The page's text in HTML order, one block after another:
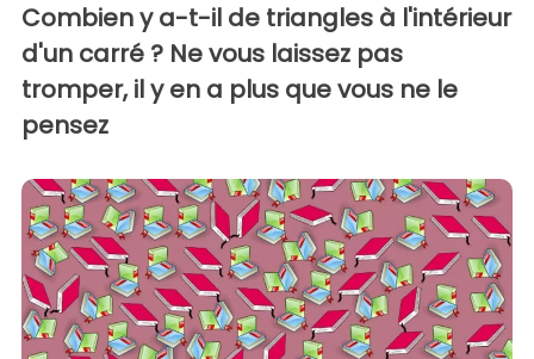
Combien y a-t-il de triangles à l'intérieur
d'un carré ? Ne vous laissez pas
tromper, il y en a plus que vous ne le
pensez